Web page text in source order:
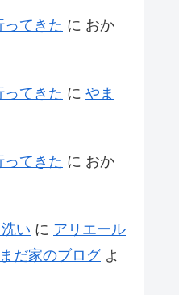
ってきた に おか
ってきた に やま
ってきた に おか
い に アリエール
だ家のブログよ